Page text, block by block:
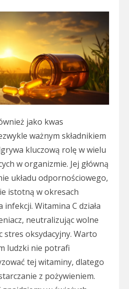
jako kwas
ważnym składnikiem
kluczową rolę w wielu
w organizmie. Jej główną
układu odpornościowego,
istotną w okresach
Witamina C działa
neutralizując wolne
stres oksydacyjny. Warto
ludzki nie potrafi
tej witaminy, dlatego
z pożywieniem.